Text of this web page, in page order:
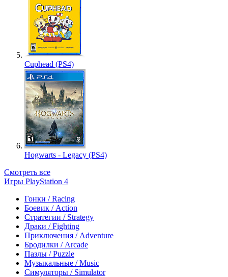
Cuphead (PS4)
Hogwarts - Legacy (PS4)
Смотреть все
Игры PlayStation 4
Гонки / Racing
Боевик / Action
Стратегии / Strategy
Драки / Fighting
Приключения / Adventure
Бродилки / Arcade
Пазлы / Puzzle
Музыкальные / Music
Симуляторы / Simulator